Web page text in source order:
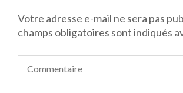
Votre adresse e-mail ne sera pas
champs obligatoires sont indiqués